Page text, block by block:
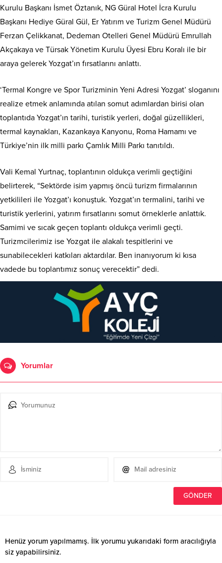
Kurulu Başkanı İsmet Öztanık, NG Güral Hotel İcra Kurulu
Başkanı Hediye Güral Gül, Er Yatırım ve Turizm Genel Müdürü
Ferzan Çelikkanat, Dedeman Otelleri Genel Müdürü Emrullah
Akçakaya ve Türsak Yönetim Kurulu Üyesi Ebru Koralı ile bir
araya gelerek Yozgat’ın fırsatlarını anlattı.
‘Termal Kongre ve Spor Turizminin Yeni Adresi Yozgat’ sloganını
realize etmek anlamında atılan somut adımlardan birisi olan
toplantıda Yozgat’ın tarihi, turistik yerleri, doğal güzellikleri,
termal kaynakları, Kazankaya Kanyonu, Roma Hamamı ve
Türkiye’nin ilk milli parkı Çamlık Milli Parkı tanıtıldı.
Vali Kemal Yurtnaç, toplantının oldukça verimli geçtiğini
belirterek, “Sektörde isim yapmış öncü turizm firmalarının
yetkilileri ile Yozgat’ı konuştuk. Yozgat’ın termalini, tarihi ve
turistik yerlerini, yatırım fırsatlarını somut örneklerle anlattık.
Samimi ve sıcak geçen toplantı oldukça verimli geçti.
Turizmcilerimiz ise Yozgat ile alakalı tespitlerini ve
sunabilecekleri katkıları aktardılar. Ben inanıyorum ki kısa
vadede bu toplantımız sonuç verecektir” dedi.
Yorumlar
Henüz yorum yapılmamış. İlk yorumu yukarıdaki form aracılığıyla
siz yapabilirsiniz.